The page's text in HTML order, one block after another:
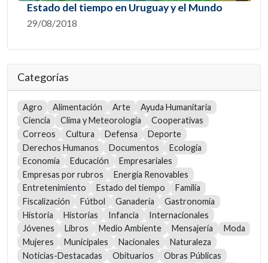
Estado del tiempo en Uruguay y el Mundo
29/08/2018
Categorías
Agro Alimentación Arte
Ayuda Humanitaria
Ciencia
Clima y Meteorología
Cooperativas
Correos
Cultura Defensa
Deporte
Derechos Humanos
Documentos
Ecología
Economía
Educación
Empresariales
Empresas por rubros
Energía Renovables
Entretenimiento
Estado del tiempo
Familia
Fiscalización
Fútbol Ganadería
Gastronomía
Historia
Historias Infancia
Internacionales
Jóvenes
Libros Medio Ambiente Mensajería
Moda
Mujeres
Municipales Nacionales
Naturaleza
Noticias-Destacadas
Obituarios
Obras Públicas